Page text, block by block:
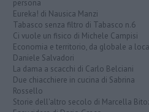
persona
Eureka! di Nausica Manzi
Tabasco senza filtro di Tabasco n.6
Ci vuole un fisico di Michele Campisi
Economia e territorio, da globale a
Daniele Salvadori
La dama a scacchi di Carlo Belciani
Due chiacchiere in cucina di Sabrina
Rossello
Storie dell'altro secolo di Marcella